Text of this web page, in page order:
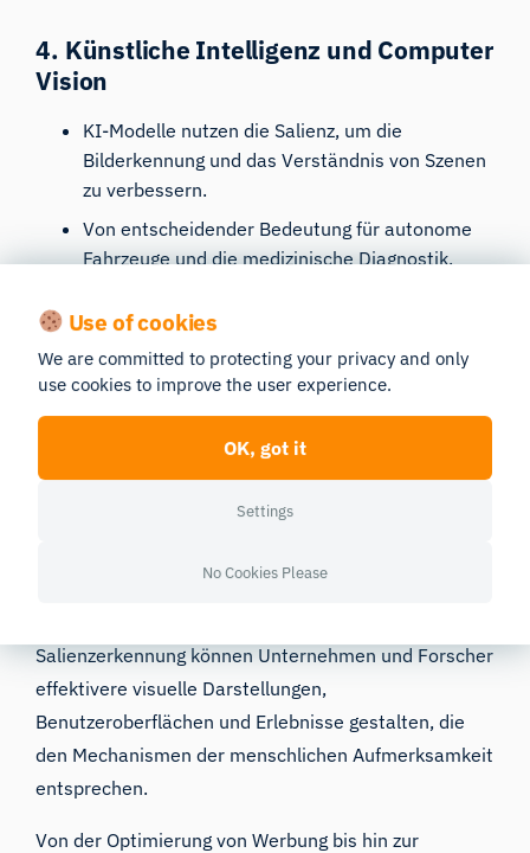
4. Künstliche Intelligenz und Computer
Vision
KI-Modelle nutzen die Salienz, um die
Bilderkennung und das Verständnis von Szenen
zu verbessern.
Von entscheidender Bedeutung für autonome
Fahrzeuge und die medizinische Diagnostik.
5. Einzelhandel & Produktplatzierung
Trägt dazu bei, die Ladengestaltung zu
Leitet die Produktpositionierung, um die
Sichtbarkeit zu erhöhen.
Salienzerkennung können Unternehmen und Forscher
effektivere visuelle Darstellungen,
Benutzeroberflächen und Erlebnisse gestalten, die
den Mechanismen der menschlichen Aufmerksamkeit
entsprechen.
Von der Optimierung von Werbung bis hin zur
Use of cookies
We are committed to protecting your privacy and only
use cookies to improve the user experience.
OK, got it
Settings
No Cookies Please